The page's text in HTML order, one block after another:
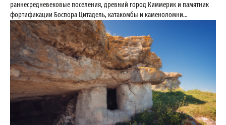
раннесредневековые поселения, древний город Киммерик и памятник
фортификации Боспора Цитадель, катакомбы и каменоломни…